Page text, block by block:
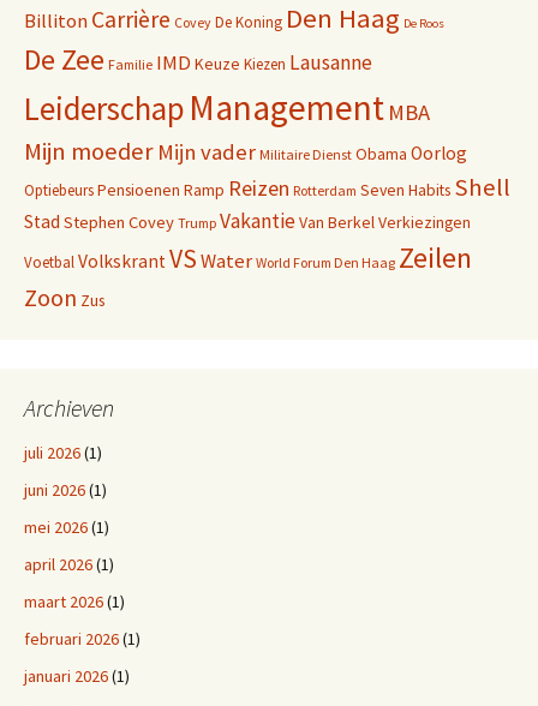
BillitonCarrière Covey De Koning Den Haag De Roos
De Zee Familie IMD Keuze Kiezen Lausanne
Leiderschap Management MBA
Mijn moeder Mijn vader Militaire Dienst Obama Oorlog
OptiebeursPensioenen Ramp Reizen Rotterdam Seven Habits Shell
Stad Stephen Covey Trump VakantieVan BerkelVerkiezingen
VoetbalVolkskrantVSWater World Forum Den Haag Zeilen
Zoon Zus
Archieven
juli 2026(1)
juni 2026(1)
mei 2026(1)
april 2026(1)
maart 2026(1)
februari 2026(1)
januari 2026(1)